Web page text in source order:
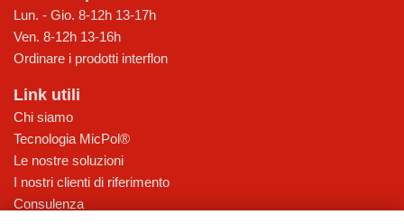
Lun. - Gio. 8-12h 13-17h
Ven. 8-12h 13-16h
Ordinare i prodotti interflon
Link utili
Chi siamo
Tecnologia MicPol®
Le nostre soluzioni
I nostri clienti di riferimento
Consulenza